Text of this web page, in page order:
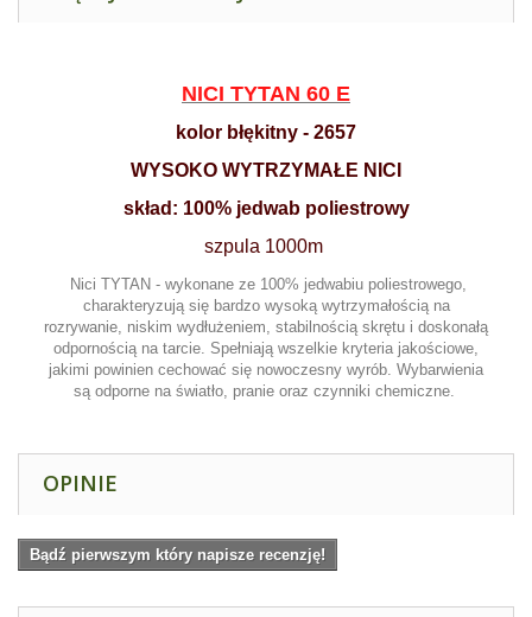
NICI TYTAN 60 E
kolor błękitny - 2657
WYSOKO WYTRZYMAŁE NICI
skład: 100% jedwab poliestrowy
szpula 1000m
Nici TYTAN - wykonane ze 100% jedwabiu poliestrowego,
charakteryzują się bardzo wysoką wytrzymałością na
rozrywanie, niskim wydłużeniem, stabilnością skrętu i doskonałą
odpornością na tarcie. Spełniają wszelkie kryteria jakościowe,
jakimi powinien cechować się nowoczesny wyrób. Wybarwienia
są odporne na światło, pranie oraz czynniki chemiczne.
OPINIE
Bądź pierwszym który napisze recenzję!